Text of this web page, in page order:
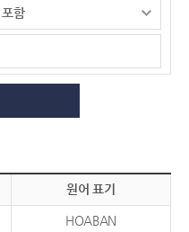
원어 표기
HOABAN